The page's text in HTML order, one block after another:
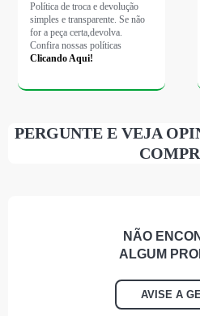
Política de troca e devolução
simples e transparente. Se não
for a peça certa,devolva.
Confira nossas políticas
Clicando Aqui!
PERGUNTE E VEJA
NÃO
ALGUM
AVISE A